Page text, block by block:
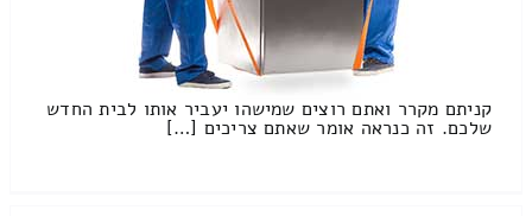
קניתם מקרר ואתם רוצים שמישהו יעביר אותו לבית החדש
שלכם. זה כנראה אומר שאתם צריכים […]